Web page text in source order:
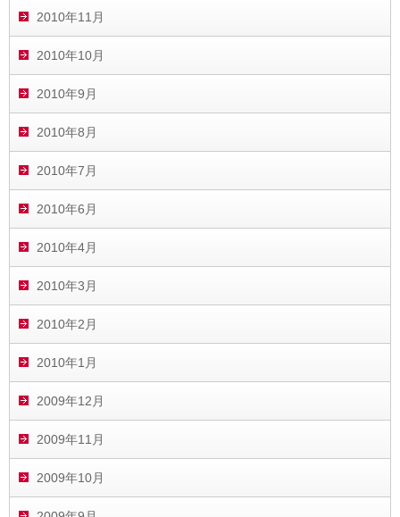
2010年11月
2010年10月
2010年9月
2010年8月
2010年7月
2010年6月
2010年4月
2010年3月
2010年2月
2010年1月
2009年12月
2009年11月
2009年10月